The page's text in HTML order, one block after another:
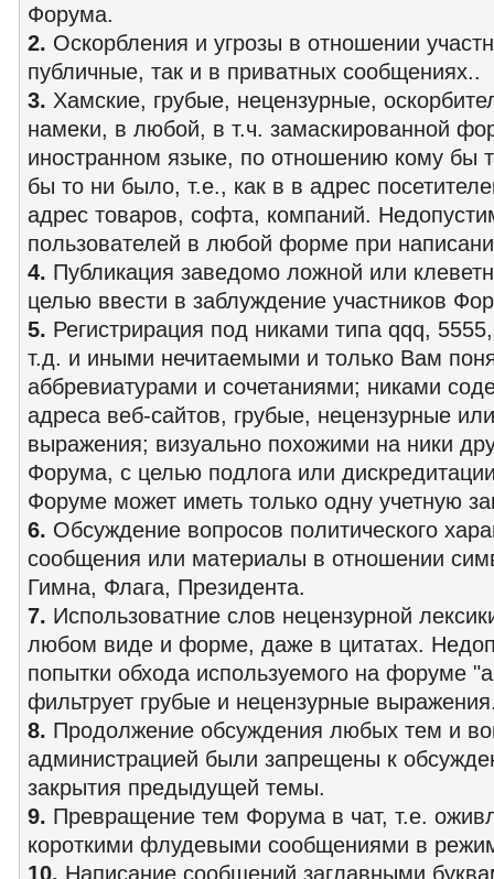
Форума.
2. Оскорбления и угрозы в отношении
публичные, так и в приватных сообщениях..
3. Хамские, грубые, нецензурные,
намеки, в любой, в т.ч. замаскированной
иностранном языке, по отношению кому бы
бы то ни было, т.е., как в в адрес
адрес товаров, софта, компаний.
пользователей в любой форме при
4. Публикация заведомо ложной или
целью ввести в заблуждение участников
5. Регистрирация под никами типа qqq,
т.д. и иными нечитаемыми и только Вам
аббревиатурами и сочетаниями; никами
адреса веб-сайтов, грубые, нецензурные
выражения; визуально похожими на ники
Форума, с целью подлога или
Форуме может иметь только одну учетную
6. Обсуждение вопросов политического
сообщения или материалы в отношении
Гимна, Флага, Президента.
7. Использоватние слов нецензурной
любом виде и форме, даже в цитатах.
попытки обхода используемого на форуме
фильтрует грубые и нецензурные
8. Продолжение обсуждения любых тем и
администрацией были запрещены к
закрытия предыдущей темы.
9. Превращение тем Форума в чат, т.е.
короткими флудевыми сообщениями в
10. Написание сообщений заглавными